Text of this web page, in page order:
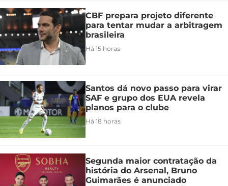
CBF prepara projeto diferente
para tentar mudar a arbitragem
brasileira
Há 15 horas
Santos dá novo passo para virar
SAF e grupo dos EUA revela
planos para o clube
Há 18 horas
Segunda maior contratação da
história do Arsenal, Bruno
Guimarães é anunciado